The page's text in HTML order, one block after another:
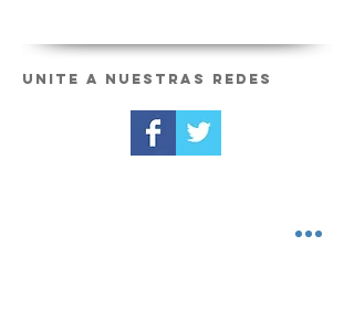
Unite a nuestras redes